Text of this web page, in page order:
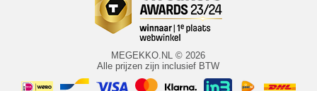
MEGEKKO.NL © 2026
Alle prijzen zijn inclusief BTW